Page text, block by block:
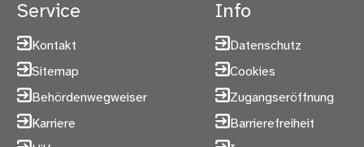
Service
Kontakt
Sitemap
Behördenwegweiser
Karriere
Info
Datenschutz
Cookies
Zugangseröffnung
Barrierefreiheit